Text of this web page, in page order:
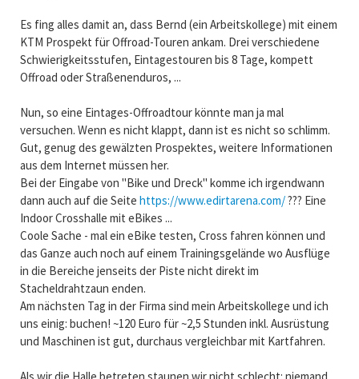
Es fing alles damit an, dass Bernd (ein Arbeitskollege) mit einem
KTM Prospekt für Offroad-Touren ankam. Drei verschiedene
Schwierigkeitsstufen, Eintagestouren bis 8 Tage, kompett
Offroad oder Straßenenduros, ...
Nun, so eine Eintages-Offroadtour könnte man ja mal
versuchen. Wenn es nicht klappt, dann ist es nicht so schlimm.
Gut, genug des gewälzten Prospektes, weitere Informationen
aus dem Internet müssen her.
Bei der Eingabe von "Bike und Dreck" komme ich irgendwann
dann auch auf die Seite https://www.edirtarena.com/??? Eine
Indoor Crosshalle mit eBikes ...
Coole Sache - mal ein eBike testen, Cross fahren können und
das Ganze auch noch auf einem Trainingsgelände wo Ausflüge
in die Bereiche jenseits der Piste nicht direkt im
Stacheldrahtzaun enden.
Am nächsten Tag in der Firma sind mein Arbeitskollege und ich
uns einig: buchen! ~120 Euro für ~2,5 Stunden inkl. Ausrüstung
und Maschinen ist gut, durchaus vergleichbar mit Kartfahren.